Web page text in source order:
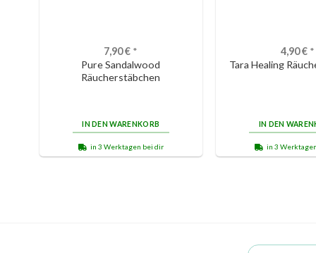
7,90€ *
Pure Sandalwood
Räucherstäbchen
IN DEN WARENKORB
in 3 Werktagen bei dir
4,90€*
Tara Healing
IN DEN
in 3